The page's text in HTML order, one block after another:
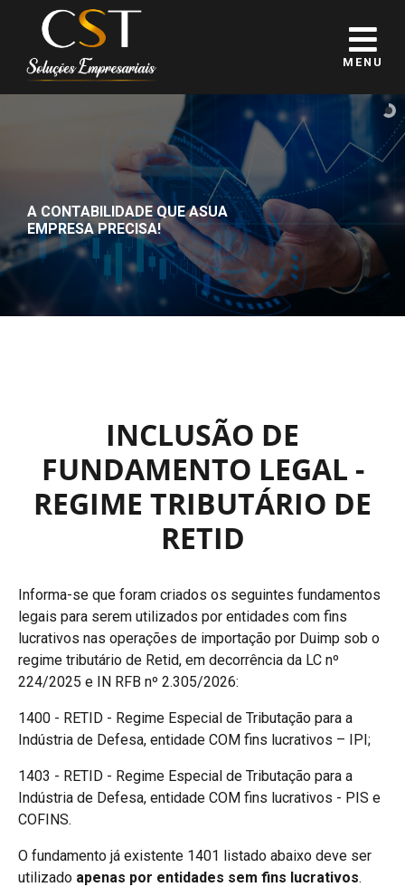
MENU
A CONTABILIDADE QUE ASUA
EMPRESA PRECISA!
INCLUSÃO DE
FUNDAMENTO LEGAL -
REGIME TRIBUTÁRIO DE
RETID
Informa-se que foram criados os seguintes fundamentos
legais para serem utilizados por entidades com fins
lucrativos nas operações de importação por Duimp sob o
regime tributário de Retid, em decorrência da LC nº
224/2025 e IN RFB nº 2.305/2026:
1400 - RETID - Regime Especial de Tributação para a
Indústria de Defesa, entidade COM fins lucrativos – IPI;
1403 - RETID - Regime Especial de Tributação para a
Indústria de Defesa, entidade COM fins lucrativos - PIS e
COFINS.
O fundamento já existente 1401 listado abaixo deve ser
utilizado apenas por entidades sem fins lucrativos.